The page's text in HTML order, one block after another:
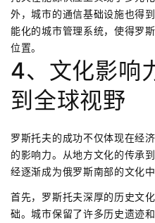
外，城市的通信基础设施也得
能化的城市管理系统，使得罗
位置。
4、文化影响
到全球视野
罗斯托夫的成功不仅体现在经
的影响力。从地方文化的传承
经逐渐成为俄罗斯南部的文化中
首先，罗斯托夫深厚的历史文
础。城市保留了许多历史遗迹